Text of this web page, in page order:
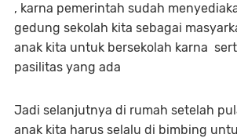
, karna pemerintah sudah
gedung sekolah kita sebagai
anak kita untuk bersekolah karna
pasilitas yang ada
Jadi selanjutnya di rumah setelah
anak kita harus selalu di bimbing